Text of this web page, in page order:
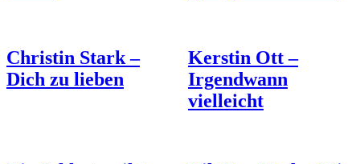
Christin Stark –
Dich zu lieben
Kerstin Ott –
Irgendwann
vielleicht